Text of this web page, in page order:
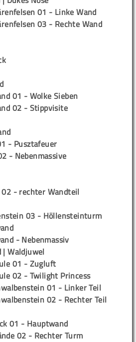
01 - Linke Wand
03 - Rechte Wand
01 - Wolke Sieben
02 - Stippvisite
- Pusztafeuer
- Nebenmassive
- rechter Wandteil
03 - Höllensteinturm
- Nebenmassiv
| Waldjuwel
01 - Zugluft
02 - Twilight Princess
01 - Linker Teil
02 - Rechter Teil
01 - Hauptwand
02 - Rechter Turm